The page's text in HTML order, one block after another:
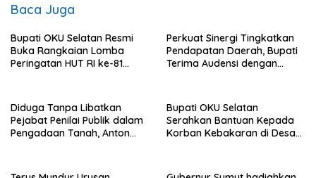
Baca Juga
Bupati OKU Selatan Resmi
Buka Rangkaian Lomba
Peringatan HUT RI ke-81
Perkuat Sinergi Tingkatkan
Pendapatan Daerah, Bupati
Terima Audensi dengan
Diduga Tanpa Libatkan
Pejabat Penilai Publik dalam
Pengadaan Tanah, Anton
Bupati OKU Selatan
Serahkan Bantuan Kepada
Korban Kebakaran di Desa